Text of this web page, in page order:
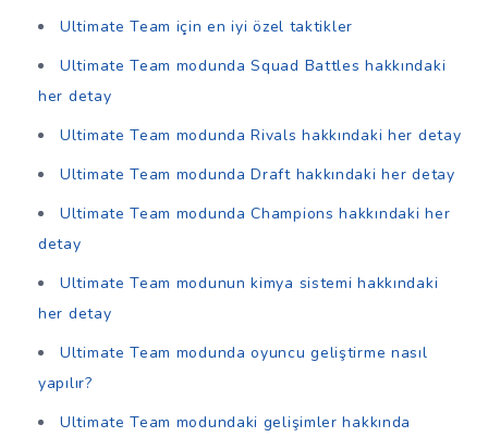
Ultimate Team için en iyi özel taktikler
Ultimate Team modunda Squad Battles hakkındaki
her detay
Ultimate Team modunda Rivals hakkındaki her detay
Ultimate Team modunda Draft hakkındaki her detay
Ultimate Team modunda Champions hakkındaki her
detay
Ultimate Team modunun kimya sistemi hakkındaki
her detay
Ultimate Team modunda oyuncu geliştirme nasıl
yapılır?
Ultimate Team modundaki gelişimler hakkında